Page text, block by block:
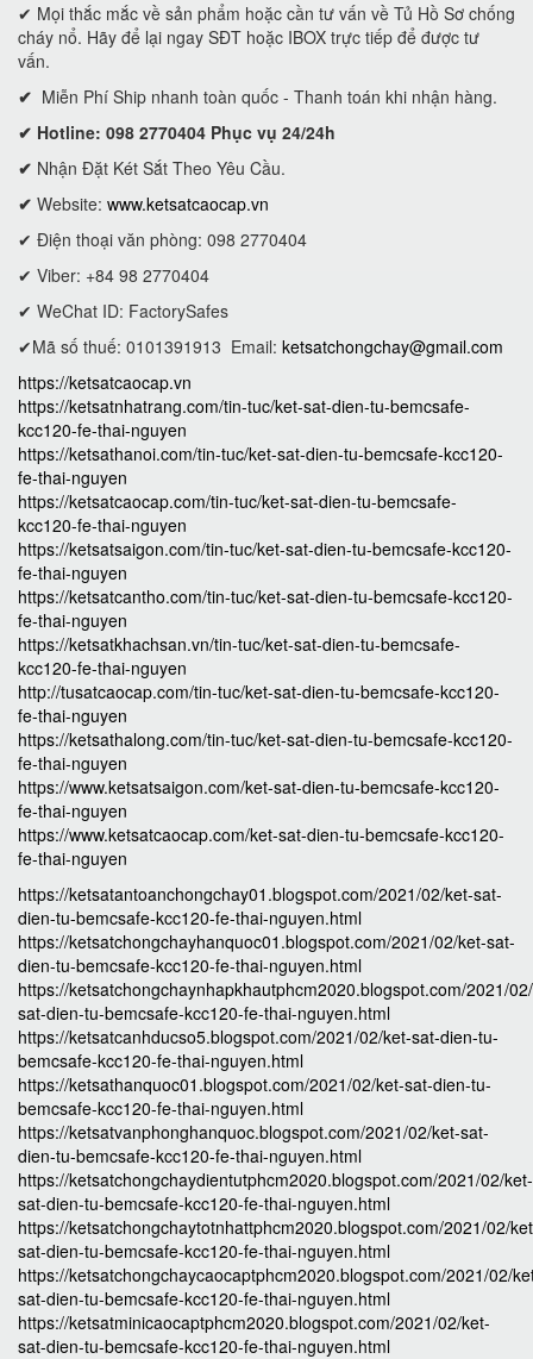
✔ Mọi thắc mắc về sản phẩm hoặc cần tư vấn về Tủ Hồ Sơ chống
cháy nổ. Hãy để lại ngay SĐT hoặc IBOX trực tiếp để được tư
vấn.
✔ Miễn Phí Ship nhanh toàn quốc - Thanh toán khi nhận hàng.
✔ Hotline: 098 2770404 Phục vụ 24/24h
✔ Nhận Đặt Két Sắt Theo Yêu Cầu.
✔ Website: www.ketsatcaocap.vn
✔ Điện thoại văn phòng: 098 2770404
✔ Viber: +84 98 2770404
✔ WeChat ID: FactorySafes
✔Mã số thuế: 0101391913 Email: ketsatchongchay@gmail.com
https://ketsatcaocap.vn
https://ketsatnhatrang.com/tin-tuc/ket-sat-dien-tu-bemcsafe-
kcc120-fe-thai-nguyen
https://ketsathanoi.com/tin-tuc/ket-sat-dien-tu-bemcsafe-kcc120-
fe-thai-nguyen
https://ketsatcaocap.com/tin-tuc/ket-sat-dien-tu-bemcsafe-
kcc120-fe-thai-nguyen
https://ketsatsaigon.com/tin-tuc/ket-sat-dien-tu-bemcsafe-kcc120-
fe-thai-nguyen
https://ketsatcantho.com/tin-tuc/ket-sat-dien-tu-bemcsafe-kcc120-
fe-thai-nguyen
https://ketsatkhachsan.vn/tin-tuc/ket-sat-dien-tu-bemcsafe-
kcc120-fe-thai-nguyen
http://tusatcaocap.com/tin-tuc/ket-sat-dien-tu-bemcsafe-kcc120-
fe-thai-nguyen
https://ketsathalong.com/tin-tuc/ket-sat-dien-tu-bemcsafe-kcc120-
fe-thai-nguyen
https://www.ketsatsaigon.com/ket-sat-dien-tu-bemcsafe-kcc120-
fe-thai-nguyen
https://www.ketsatcaocap.com/ket-sat-dien-tu-bemcsafe-kcc120-
fe-thai-nguyen
https://ketsatantoanchongchay01.blogspot.com/2021/02/ket-sat-
dien-tu-bemcsafe-kcc120-fe-thai-nguyen.html
https://ketsatchongchayhanquoc01.blogspot.com/2021/02/ket-sat-
dien-tu-bemcsafe-kcc120-fe-thai-nguyen.html
https://ketsatchongchaynhapkhautphcm2020.blogspot.com/2021/
sat-dien-tu-bemcsafe-kcc120-fe-thai-nguyen.html
https://ketsatcanhducso5.blogspot.com/2021/02/ket-sat-dien-tu-
bemcsafe-kcc120-fe-thai-nguyen.html
https://ketsathanquoc01.blogspot.com/2021/02/ket-sat-dien-tu-
bemcsafe-kcc120-fe-thai-nguyen.html
https://ketsatvanphonghanquoc.blogspot.com/2021/02/ket-sat-
dien-tu-bemcsafe-kcc120-fe-thai-nguyen.html
https://ketsatchongchaydientutphcm2020.blogspot.com/2021/02/ket-
sat-dien-tu-bemcsafe-kcc120-fe-thai-nguyen.html
https://ketsatchongchaytotnhattphcm2020.blogspot.com/2021/02/
sat-dien-tu-bemcsafe-kcc120-fe-thai-nguyen.html
https://ketsatchongchaycaocaptphcm2020.blogspot.com/2021/02/
sat-dien-tu-bemcsafe-kcc120-fe-thai-nguyen.html
https://ketsatminicaocaptphcm2020.blogspot.com/2021/02/ket-
sat-dien-tu-bemcsafe-kcc120-fe-thai-nguyen.html